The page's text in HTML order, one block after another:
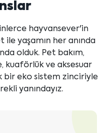
hayvansever'in
yaşamın her anında
olduk. Pet bakım,
kuaförlük ve aksesuar
bir eko sistem zinciriyle
yanındayız.